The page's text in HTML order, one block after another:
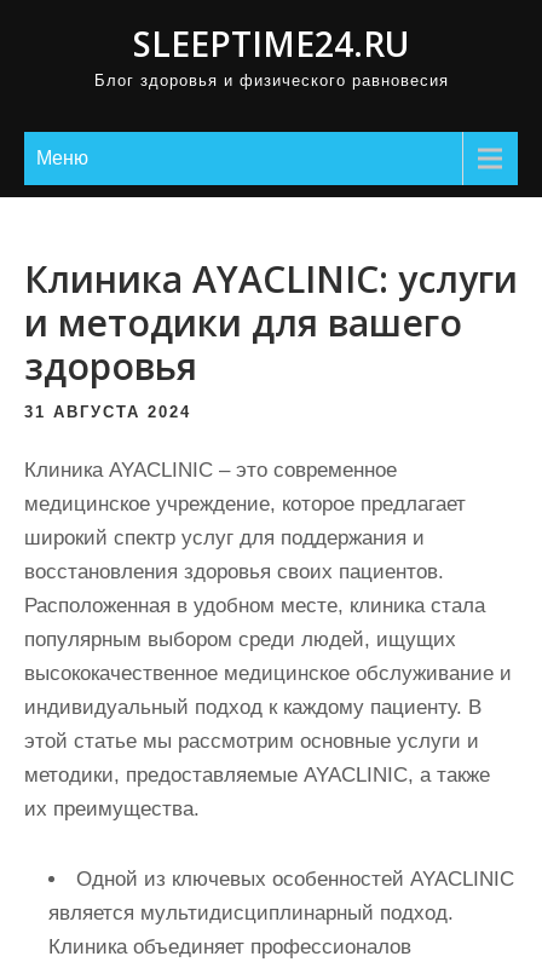
SLEEPTIME24.RU
Блог здоровья и физического равновесия
Меню
Клиника AYACLINIC: услуги
и методики для вашего
здоровья
31 АВГУСТА 2024
Клиника AYACLINIC – это современное
медицинское учреждение, которое предлагает
широкий спектр услуг для поддержания и
восстановления здоровья своих пациентов.
Расположенная в удобном месте, клиника стала
популярным выбором среди людей, ищущих
высококачественное медицинское обслуживание и
индивидуальный подход к каждому пациенту. В
этой статье мы рассмотрим основные услуги и
методики, предоставляемые AYACLINIC, а также
их преимущества.
Одной из ключевых особенностей AYACLINIC
является мультидисциплинарный подход.
Клиника объединяет профессионалов